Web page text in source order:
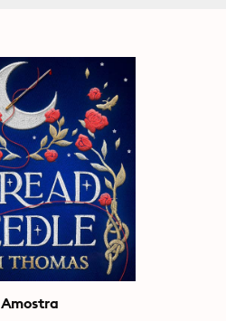
Amostra